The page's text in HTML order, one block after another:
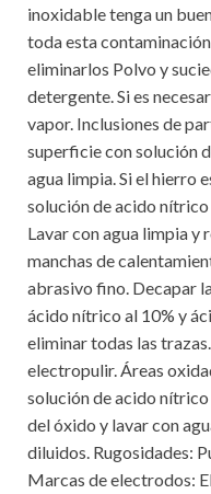
inoxidable tenga un
toda esta
eliminarlos Polvo y
detergente. Si es
vapor. Inclusiones de
superficie con solución
agua limpia. Si el hierro
solución de acido
Lavar con agua limpia y
manchas de
abrasivo fino. Decapar
ácido nítrico al 10% y
eliminar todas las
electropulir. Áreas
solución de acido
del óxido y lavar con
diluidos. Rugosidades:
Marcas de electrodos: